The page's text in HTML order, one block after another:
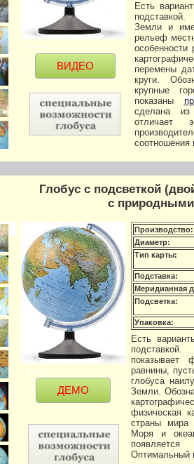
ВИДЕО
Есть
Земли и
рельеф
перемены
круги.
крупные
показаны
сделана из
отличает
соотношения
Глобус с подсветкой
с
ДЕМО
Производство:
Диаметр:
Тип карты:
Подставка:
Меридианная
Подсветка:
Упаковка:
Есть
показывает
равнины,
глобуса
Земли.
физическая
страны мира
Моря и
Оптимальный